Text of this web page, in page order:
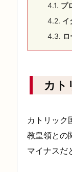
4.1. プ
4.2. イ
4.3.
カト
カトリック
教皇領との
マイナスだ